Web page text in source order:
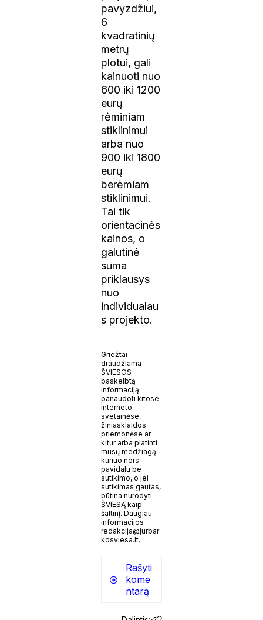
pavyzdžiui,
6
kvadratinių
metrų
plotui, gali
kainuoti nuo
600 iki 1200
eurų
rėminiam
stiklinimui
arba nuo
900 iki 1800
eurų
berėmiam
stiklinimui.
Tai tik
orientacinės
kainos, o
galutinė
suma
priklausys
nuo
individualau
s projekto.
Griežtai
draudžiama
ŠVIESOS
paskelbtą
informaciją
panaudoti kitose
interneto
svetainėse,
žiniasklaidos
priemonėse ar
kitur arba platinti
mūsų medžiagą
kuriuo nors
pavidalu be
sutikimo, o jei
sutikimas gautas,
būtina nurodyti
ŠVIESĄ kaip
šaltinį. Daugiau
informacijos
redakcija@jurbar
kosviesa.lt.
Rašyti
kome
ntarą